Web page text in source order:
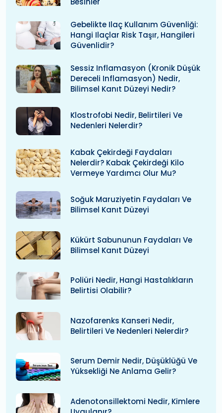
Gebelikte Ilaç Kullanım Güvenliği:
Hangi Ilaçlar Risk Taşır, Hangileri
Güvenlidir?
Sessiz Inflamasyon (kronik Düşük
Dereceli Inflamasyon) Nedir,
Bilimsel Kanıt Düzeyi Nedir?
Klostrofobi Nedir, Belirtileri Ve
Nedenleri Nelerdir?
Kabak Çekirdeği Faydaları
Nelerdir? Kabak Çekirdeği Kilo
Vermeye Yardımcı Olur Mu?
Soğuk Maruziyetin Faydaları Ve
Bilimsel Kanıt Düzeyi
Kükürt Sabununun Faydaları Ve
Bilimsel Kanıt Düzeyi
Poliüri Nedir, Hangi Hastalıkların
Belirtisi Olabilir?
Nazofarenks Kanseri Nedir,
Belirtileri Ve Nedenleri Nelerdir?
Serum Demir Nedir, Düşüklüğü Ve
Yüksekliği Ne Anlama Gelir?
Adenotonsillektomi Nedir, Kimlere